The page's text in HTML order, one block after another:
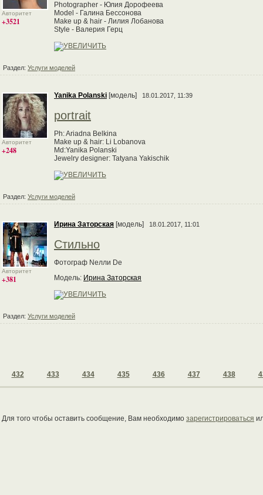
Авторитет
+3521
Photographer - Юлия Дорофеева
Model - Галина Бессонова
Make up & hair - Лилия Лобанова
Style - Валерия Герц
Раздел: Услуги моделей
Авторитет
+248
Yanika Polanski [модель] 18.01.2017, 11:39
portrait
Ph: Ariadna Belkina
Make up & hair: Li Lobanova
Md:Yanika Polanski
Jewelry designer: Tatyana Yakischik
Раздел: Услуги моделей
Авторитет
+381
Ирина Заторская [модель] 18.01.2017, 11:01
Стильно
Фотограф Nелли Dе
Модель: Ирина Заторская
Раздел: Услуги моделей
432 433 434 435 436 437 438
Для того чтобы оставить сообщение, Вам необходимо зарегистрироваться